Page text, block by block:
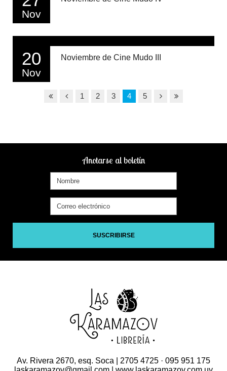
Nov
20
Nov
Noviembre de Cine Mudo III
1 2 3 4 5
Anotarse al boletín
SUSCRIBIRSE
Av. Rivera 2670, esq. Soca | 2705 4725 · 095 951 175